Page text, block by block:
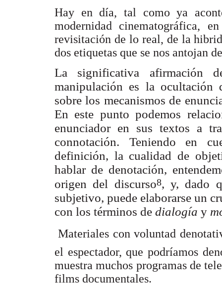
Hay en día, tal como ya
modernidad cinematográfica,
revisitación de lo real, de la
dos etiquetas que se nos antojan
La significativa afirmación
manipulación es la ocultación
sobre los mecanismos de
En este punto podemos
enunciador en sus textos a
connotación. Teniendo en
definición, la cualidad de
hablar de denotación,
origen del discurso8, y, dado
subjetivo, puede elaborarse un
con los términos de dialogía y
Materiales con voluntad
el espectador, que podríamos
muestra muchos programas de
films documentales.